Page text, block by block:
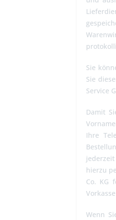
Sie
Sie
Service
Damit
Ihre
hierzu
Co. KG
Wenn